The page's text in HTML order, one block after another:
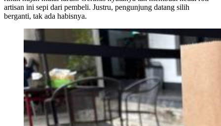
artisan ini sepi dari pembeli. Justru, pengunjung datang silih
berganti, tak ada habisnya.